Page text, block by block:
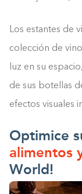
Los estantes de
colección de
luz en su
de sus botellas
efectos visuales
Optimice
alimentos
World!